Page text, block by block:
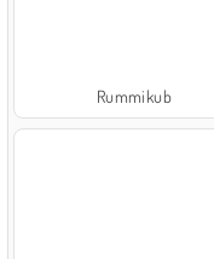
Rummikub